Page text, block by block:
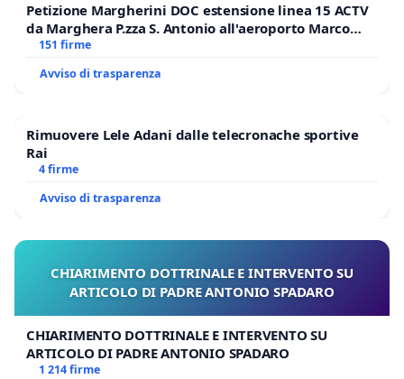
Petizione Margherini DOC estensione linea 15 ACTV
da Marghera P.zza S. Antonio all'aeroporto Marco
Polo tariffa a € 1,50
151 firme
Avviso di trasparenza
Rimuovere Lele Adani dalle telecronache sportive
Rai
4 firme
Avviso di trasparenza
CHIARIMENTO DOTTRINALE E INTERVENTO SU
ARTICOLO DI PADRE ANTONIO SPADARO
CHIARIMENTO DOTTRINALE E INTERVENTO SU
ARTICOLO DI PADRE ANTONIO SPADARO
1 214 firme